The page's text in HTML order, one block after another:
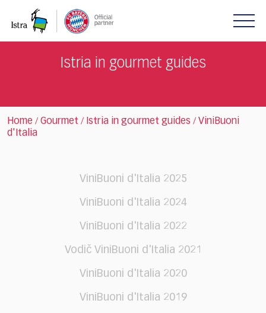
note:
Istria in gourmet guides
Home / Gourmet / Istria in gourmet guides / ViniBuoni
d'Italia
ViniBuoni d'Italia 2025
ViniBuoni d'Italia 2024
ViniBuoni d'Italia 2022
Vodič ViniBuoni d'Italia 2021
ViniBuoni d'Italia 2020
ViniBuoni d'Italia 2019